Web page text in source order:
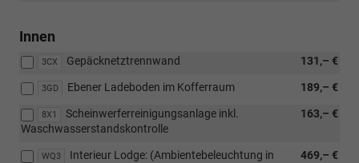
Innen
3CX 131,– €
Gepäcknetztrennwand
3GD 189,– €
Ebener Ladeboden im Kofferraum
8X1 163,– €
Scheinwerferreinigungsanlage inkl.
Waschwasserstandskontrolle
WQ3 469,– €
Interieur Lodge: (Ambientebeleuchtung in